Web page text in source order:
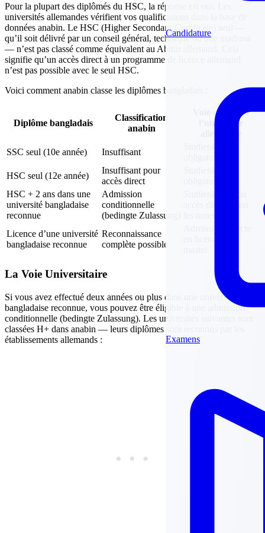
Candidature
Examens
Pour la plupart des diplômés du HSC, la réponse est oui. Les
universités allemandes vérifient vos qualifications dans la base de
données anabin. Le HSC (Higher Secondary Certificate) seul —
qu’il soit délivré par un conseil général, technique ou une madrasa
— n’est pas classé comme équivalent au Abitur allemand. Cela
signifie qu’un accès direct à un programme de licence allemand
n’est pas possible avec le seul HSC.
Voici comment anabin classe les diplômes bangladais :
Diplôme bangladais
Classification
anabin
Voie d’accès à
l’université
SSC seul (10e année)
Insuffisant
HSC seul (12e année)
Insuffisant pour
accès direct
HSC + 2 ans dans une
université bangladaise
reconnue
Admission
conditionnelle
(bedingte Zulassung)
Licence d’une université
bangladaise reconnue
Reconnaissance
complète possible
La Voie Universitaire
Si vous avez effectué deux années ou plus dans une université
bangladaise reconnue, vous pouvez être éligible à une admission
conditionnelle (bedingte Zulassung). Les universités suivantes sont
classées H+ dans anabin — leurs diplômes sont reconnus par les
établissements allemands :